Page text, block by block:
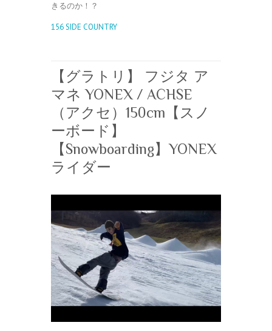
きるのか！？
156 SIDE COUNTRY
【グラトリ】 フジタ ア
マネ YONEX / ACHSE
（アクセ）150cm【スノ
ーボード】
【Snowboarding】YONEX
ライダー